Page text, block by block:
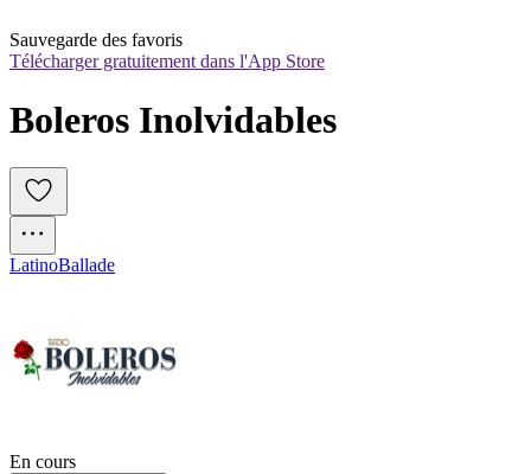
Sauvegarde des favoris
Télécharger gratuitement dans l'App Store
Boleros Inolvidables
LatinoBallade
En cours